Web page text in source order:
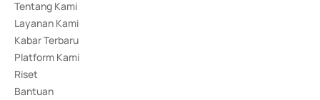
Tentang Kami
Layanan Kami
Kabar Terbaru
Platform Kami
Riset
Bantuan